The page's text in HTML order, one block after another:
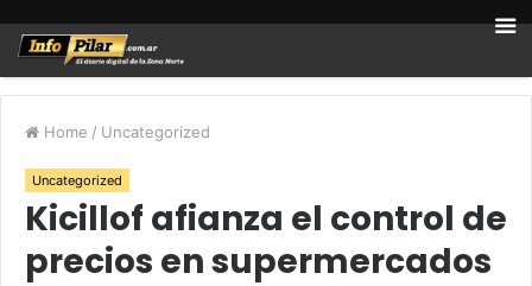
Home / Uncategorized
Uncategorized
Kicillof afianza el control de
precios en supermercados